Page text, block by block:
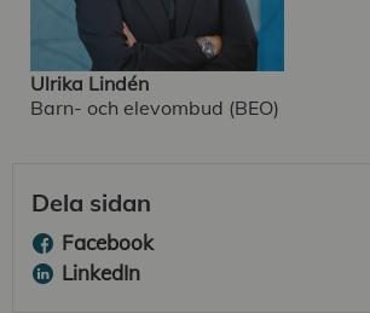
Ulrika Lindén
Barn- och elevombud (BEO)
Dela sidan
Facebook
LinkedIn